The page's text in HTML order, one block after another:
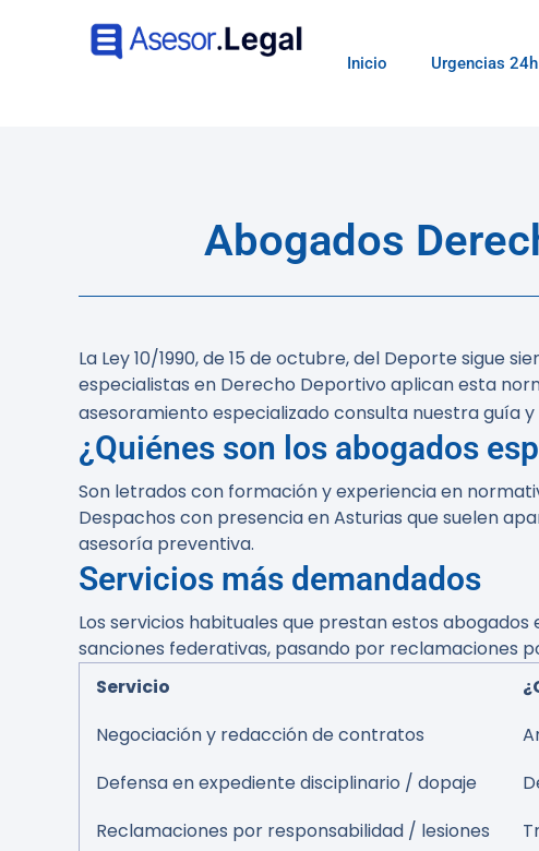
Inicio Urgencias 24h
Abogados
La Ley 10/1990, de 15 de octubre, del Deporte sigue
especialistas en Derecho Deportivo aplican esta
asesoramiento especializado consulta nuestra guía
¿Quiénes son los abogados
Son letrados con formación y experiencia en
Despachos con presencia en Asturias que suelen
asesoría preventiva.
Servicios más demandados
Los servicios habituales que prestan estos
sanciones federativas, pasando por reclamaciones
Servicio
Negociación y redacción de contratos
Defensa en expediente disciplinario / dopaje
Reclamaciones por responsabilidad / lesiones